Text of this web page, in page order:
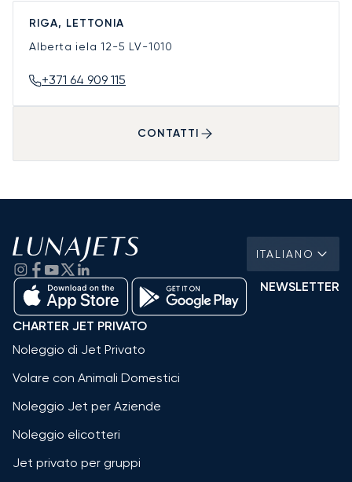
RIGA, LETTONIA
Alberta iela 12-5 LV-1010
+371 64 909 115
CONTATTI
ITALIANO
NEWSLETTER
CHARTER JET PRIVATO
Noleggio di Jet Privato
Volare con Animali Domestici
Noleggio Jet per Aziende
Noleggio elicotteri
Jet privato per gruppi